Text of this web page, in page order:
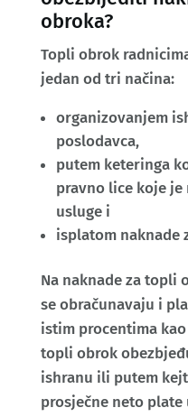
obroka?
Topli obrok
jedan od tri načina:
organizovanjem
poslodavca,
putem keteringa
pravno lice koje
usluge i
isplatom naknade
Na naknade za topli
se obračunavaju i
istim procentima
topli obrok
ishranu ili putem
prosječne neto